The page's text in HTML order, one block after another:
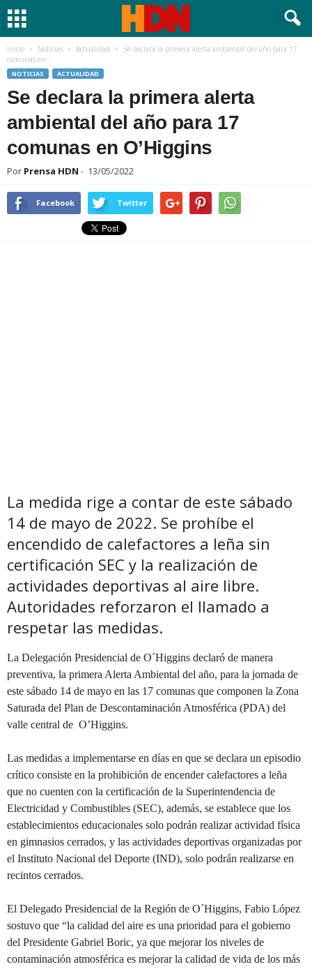
Inicio Noticias Actualidad
Se declara la primera alerta ambiental del año para 17
comunas en...
NOTICIAS ACTUALIDAD
Se declara la primera alerta
ambiental del año para 17
comunas en O’Higgins
Por Prensa HDN - 13/05/2022
Facebook Twitter
La medida rige a contar de este sábado
14 de mayo de 2022. Se prohíbe el
encendido de calefactores a leña sin
certificación SEC y la realización de
actividades deportivas al aire libre.
Autoridades reforzaron el llamado a
respetar las medidas.
La Delegación Presidencial de O´Higgins declaró de manera
preventiva, la primera Alerta Ambiental del año, para la jornada de
este sábado 14 de mayo en las 17 comunas que componen la Zona
Saturada del Plan de Descontaminación Atmosférica (PDA) del
valle central de O’Higgins.
Las medidas a implementarse en días en que se declara un episodio
crítico consiste en la prohibición de encender calefactores a leña
que no cuenten con la certificación de la Superintendencia de
Electricidad y Combustibles (SEC), además, se establece que los
establecimientos educacionales solo podrán realizar actividad física
en gimnasios cerrados, y las actividades deportivas organizadas por
el Instituto Nacional del Deporte (IND), solo podrán realizarse en
recintos cerrados.
El Delegado Presidencial de la Región de O´Higgins, Fabio López
sostuvo que “la calidad del aire es una prioridad para el gobierno
del Presidente Gabriel Boric, ya que mejorar los niveles de
contaminación atmosférica es mejorar la calidad de vida de los más